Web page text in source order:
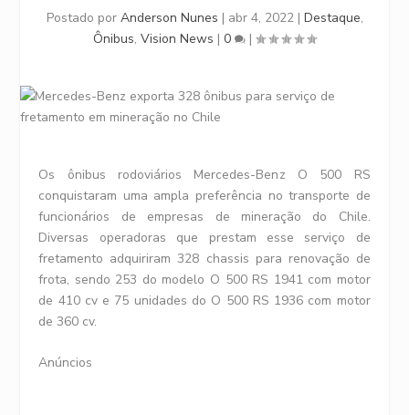
Postado por Anderson Nunes | abr 4, 2022| Destaque,
Ônibus, Vision News | 0 |
Os ônibus rodoviários Mercedes-Benz O 500 RS
conquistaram uma ampla preferência no transporte de
funcionários de empresas de mineração do Chile.
Diversas operadoras que prestam esse serviço de
fretamento adquiriram 328 chassis para renovação de
frota, sendo 253 do modelo O 500 RS 1941 com motor
de 410 cv e 75 unidades do O 500 RS 1936 com motor
de 360 cv.
Anúncios